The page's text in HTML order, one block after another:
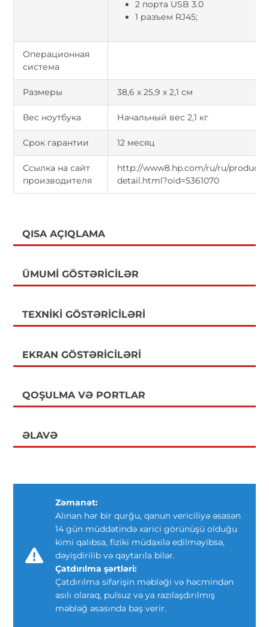
2 порта USB 3.0
1 разъем RJ45;
Операционная
система
Размеры 38,6 x 25,9 x 2,1 см
Вес ноутбука Начальный вес 2,1 кг
Срок гарантии 12 месяц
Ссылка на сайт
производителя
http://www8.hp.com/ru/ru/
detail.html?oid=5361070
QISA AÇIQLAMA
ÜMUMI GÖSTƏRICILƏR
TEXNIKI GÖSTƏRICILƏRI
EKRAN GÖSTƏRICILƏRI
QOŞULMA VƏ PORTLAR
ƏLAVƏ
Zəmanət:
Alınan hər bir qurğu, qanun vericiliyə əsasən
14 gün müddətində xarici görünüşü olduğu
kimi qalıbsa, fiziki müdaxilə edilməyibsə,
dəyişdirilib və qaytarıla bilər.
Çatdırılma şərtləri:
Çatdırılma sifarişin məbləği və həcmindən
asılı olaraq, pulsuz və ya razılaşdırılmış
məbləğ əsasında baş verir.